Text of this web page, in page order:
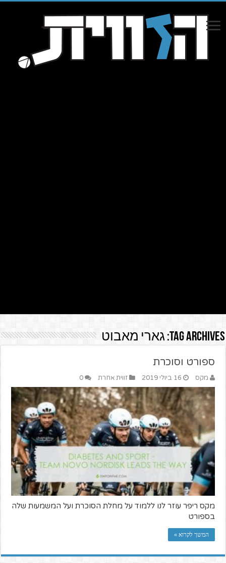
Tag Archives: גארי מאבוט
ספורט וסוכרת
מקס 16 ביולי 2019 זווית אחרת 0
מקס ריפר עוזר לנו ללמוד על מחלת הסוכרת ועל המשמעות שלה
בספורט
המשך לקרוא »